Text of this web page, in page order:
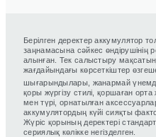
Берілген деректер аккумулятор
заңнамасына сәйкес өндірушінің
алынған. Тек салыстыру
жағдайындағы көрсеткіштер
шығарындылары, жанармай
қоры жүргізу стилі, қоршаған
мен түрі, орнатылған
аккумулятордың күйі сияқты
Жүріс қорының деректері
сериялық көлікке негізделген.